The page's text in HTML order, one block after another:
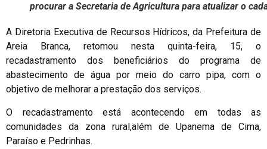
procurar a Secretaria de Agricultura para atualizar o
A Diretoria Executiva de Recursos Hídricos, da Prefeitura de
Areia Branca, retomou nesta quinta-feira, 15, o
recadastramento dos beneficiários do programa de
abastecimento de água por meio do carro pipa, com o
objetivo de melhorar a prestação dos serviços.
O recadastramento está acontecendo em todas as
comunidades da zona rural,além de Upanema de Cima,
Paraíso e Pedrinhas.